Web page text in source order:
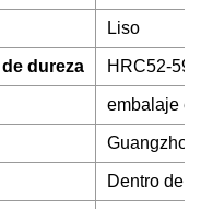
Liso
dureza HRC52-59/
embalaje
Dentro de